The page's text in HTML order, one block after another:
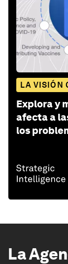
LA VISIÓN
Explora y
afecta a
los
La